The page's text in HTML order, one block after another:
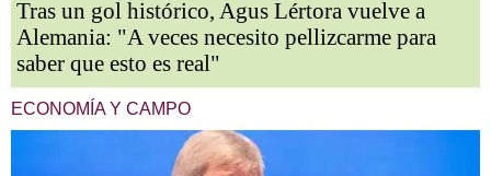
Tras un gol histórico, Agus Lértora vuelve a
Alemania: "A veces necesito pellizcarme para
saber que esto es real"
ECONOMÍA Y CAMPO